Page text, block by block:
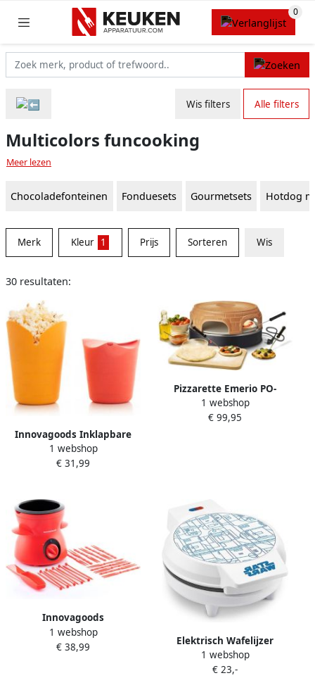
Wis filters Alle filters
Multicolors funcooking
Meer lezen
Chocoladefonteinen Fonduesets Gourmetsets Hotdog
Merk Kleur 1 Prijs Sorteren Wis
30 resultaten:
Innovagoods Inklapbare
Siliconen Popcornpoppers
Popbox (Set van 2)
1 webshop
€ 31,99
Pizzarette Emerio PO-
116100.1 &apos;Pre Bake
Keep Warm Stone&apos; 6
1 webshop
€ 99,95
Innovagoods
Chocoladefondue met
toebehoren Fonlat
1 webshop
€ 38,99
Elektrisch Wafelijzer
Wafelmaker Thuis Bakken
Uniek R2-D2 Design 258 x
1 webshop
€ 23,-